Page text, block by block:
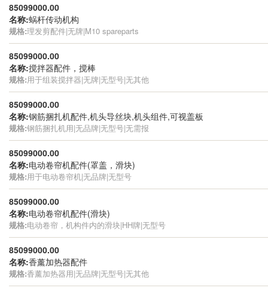
85099000.00
名称:蜗杆传动机构
规格:理发剪配件|无牌|M10 spareparts
85099000.00
名称:搅拌器配件，搅棒
规格:用于组装搅拌器|无牌|无型号|无其他
85099000.00
名称:钢筋捆扎机配件,机头导丝块,机头组件,可视盖板
规格:钢筋捆扎机用|无品牌|无型号|无需报
85099000.00
名称:电动卷帘机配件(罩盖，滑块)
规格:用于电动卷帘机|无品牌|无型号
85099000.00
名称:电动卷帘机配件(滑块)
规格:电动卷帘，机构件内的滑块|HH牌|无型号
85099000.00
名称:香薰加热器配件
规格:香薰加热器用|无品牌|无型号|无其他